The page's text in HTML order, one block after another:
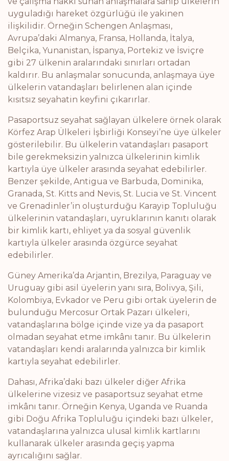
uyguladığı hareket özgürlüğü ile yakinen
ilişkilidir. Örneğin Schengen Anlaşması,
Avrupa’daki Almanya, Fransa, Hollanda, İtalya,
Belçika, Yunanistan, İspanya, Portekiz ve İsviçre
gibi 27 ülkenin aralarındaki sınırları ortadan
kaldırır. Bu anlaşmalar sonucunda, anlaşmaya üye
ülkelerin vatandaşları belirlenen alan içinde
kısıtsız seyahatin keyfini çıkarırlar.
Pasaportsuz seyahat sağlayan ülkelere örnek olarak
Körfez Arap Ülkeleri İşbirliği Konseyi’ne üye ülkeler
gösterilebilir. Bu ülkelerin vatandaşları pasaport
bile gerekmeksizin yalnızca ülkelerinin kimlik
kartıyla üye ülkeler arasında seyahat edebilirler.
Benzer şekilde, Antigua ve Barbuda, Dominika,
Granada, St. Kitts and Nevis, St. Lucia ve St. Vincent
ve Grenadinler’in oluşturduğu Karayip Topluluğu
ülkelerinin vatandaşları, uyruklarının kanıtı olarak
bir kimlik kartı, ehliyet ya da sosyal güvenlik
kartıyla ülkeler arasında özgürce seyahat
edebilirler.
Güney Amerika’da Arjantin, Brezilya, Paraguay ve
Uruguay gibi asil üyelerin yanı sıra, Bolivya, Şili,
Kolombiya, Evkador ve Peru gibi ortak üyelerin de
bulunduğu Mercosur Ortak Pazarı ülkeleri,
vatandaşlarına bölge içinde vize ya da pasaport
olmadan seyahat etme imkânı tanır. Bu ülkelerin
vatandaşları kendi aralarında yalnızca bir kimlik
kartıyla seyahat edebilirler.
Dahası, Afrika’daki bazı ülkeler diğer Afrika
ülkelerine vizesiz ve pasaportsuz seyahat etme
imkânı tanır. Örneğin Kenya, Uganda ve Ruanda
gibi Doğu Afrika Topluluğu içindeki bazı ülkeler,
vatandaşlarına yalnızca ulusal kimlik kartlarını
kullanarak ülkeler arasında geçiş yapma
ayrıcalığını sağlar.